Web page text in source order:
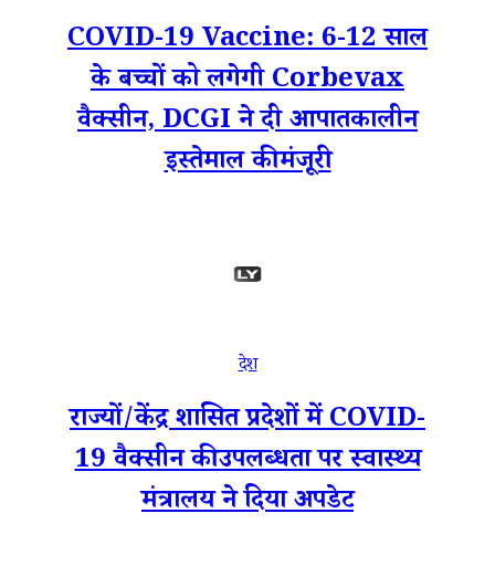
COVID-19 Vaccine: 6-12 साल
के बच्चों को लगेगी Corbevax
वैक्सीन, DCGI ने दी आपातकालीन
इस्तेमाल की मंजूरी
देश
राज्यों/केंद्र शासित प्रदेशों में COVID-
19 वैक्सीन की उपलब्धता पर स्वास्थ्य
मंत्रालय ने दिया अपडेट